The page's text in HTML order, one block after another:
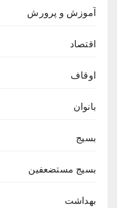
آموزش و پرورش
اقتصاد
اوقاف
بانوان
بسیج
بسیج مستضعفین
بهداشت